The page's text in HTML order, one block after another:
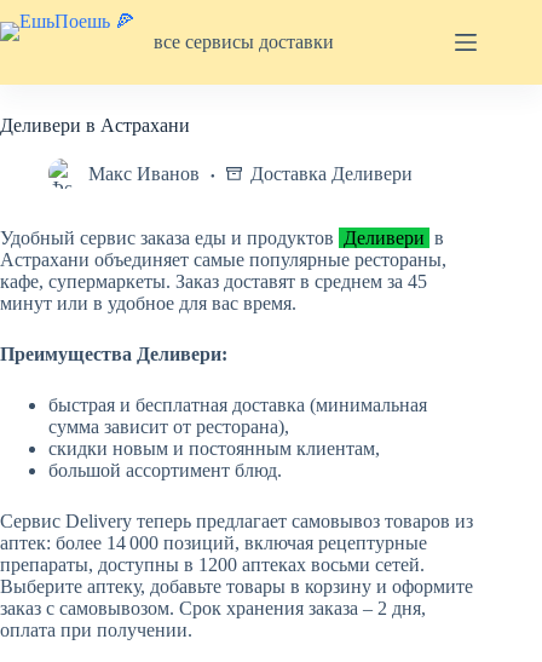
к
все сервисы доставки
Деливери в Астрахани
Макс Иванов Доставка Деливери
Удобный сервис заказа еды и продуктов Деливери в
Астрахани объединяет самые популярные рестораны,
кафе, супермаркеты. Заказ доставят в среднем за 45
минут или в удобное для вас время.
Преимущества Деливери:
быстрая и бесплатная доставка (минимальная
сумма зависит от ресторана),
скидки новым и постоянным клиентам,
большой ассортимент блюд.
Сервис Delivery теперь предлагает самовывоз товаров из
аптек: более 14 000 позиций, включая рецептурные
препараты, доступны в 1200 аптеках восьми сетей.
Выберите аптеку, добавьте товары в корзину и оформите
заказ с самовывозом. Срок хранения заказа – 2 дня,
оплата при получении.